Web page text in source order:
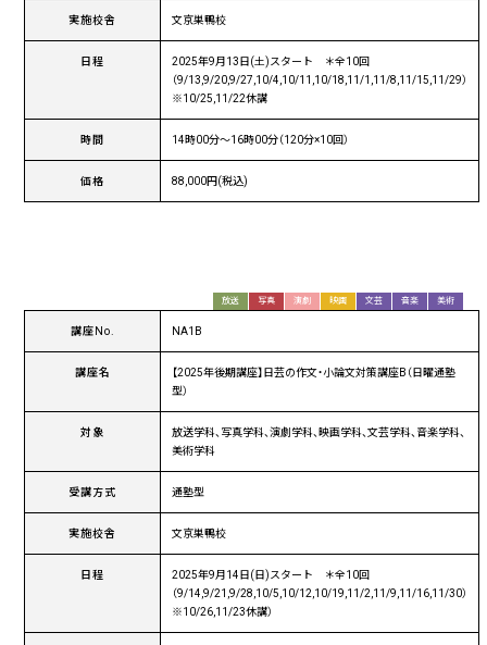
実施校舎 文京巣鴨校
日程
2025年9月13日(土)スタート ＊全10回
（9/13,9/20,9/27,10/4,10/11,10/18,11/1,11/8,11/15,11/29）
※10/25,11/22休講
時間 14時00分〜16時00分（120分×10回）
価格 88,000円(税込)
放送 写真 演劇 映画 文芸 音楽 美術
講座No. NA1B
講座名
【2025年後期講座】日芸の作文・小論文対策講座B（日曜通塾
型）
対象
放送学科、写真学科、演劇学科、映画学科、文芸学科、音楽学科、
美術学科
受講方式 通塾型
実施校舎 文京巣鴨校
日程
2025年9月14日(日)スタート ＊全10回
（9/14,9/21,9/28,10/5,10/12,10/19,11/2,11/9,11/16,11/30）
※10/26,11/23休講）